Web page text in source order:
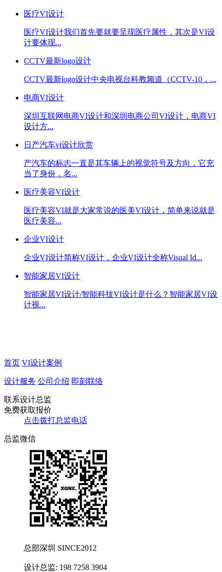
医疗VI设计
医疗VI设计我们首先要就要呈现医疗属性，其次是VI设
计要体现...
CCTV最新logo设计
CCTV最新logo设计中央电视台科教频道（CCTV-10，...
电商VI设计
深圳互联网电商VI设计和深圳电商公司VI设计，电商VI
设计方...
日产汽车vi设计欣赏
产汽车的标志一直是其车辆上的视觉符号及方向，它充
当了身份，名...
医疗美容VI设计
医疗美容VI就是大家常说的医美VI设计，简单来说就是
医疗美容...
企业VI设计
企业VI设计简称VI设计，企业VI设计全称Visual Id...
智能家居VI设计
智能家居VI设计/智能科技VI设计是什么？智能家居VI设
计视...
首页 VI设计案例
设计服务 公司介绍 即刻联络
联系设计总监
免费获取报价
点击拨打总监电话
总监微信
总部深圳 SINCE2012
设计总监: 198 7258 3904